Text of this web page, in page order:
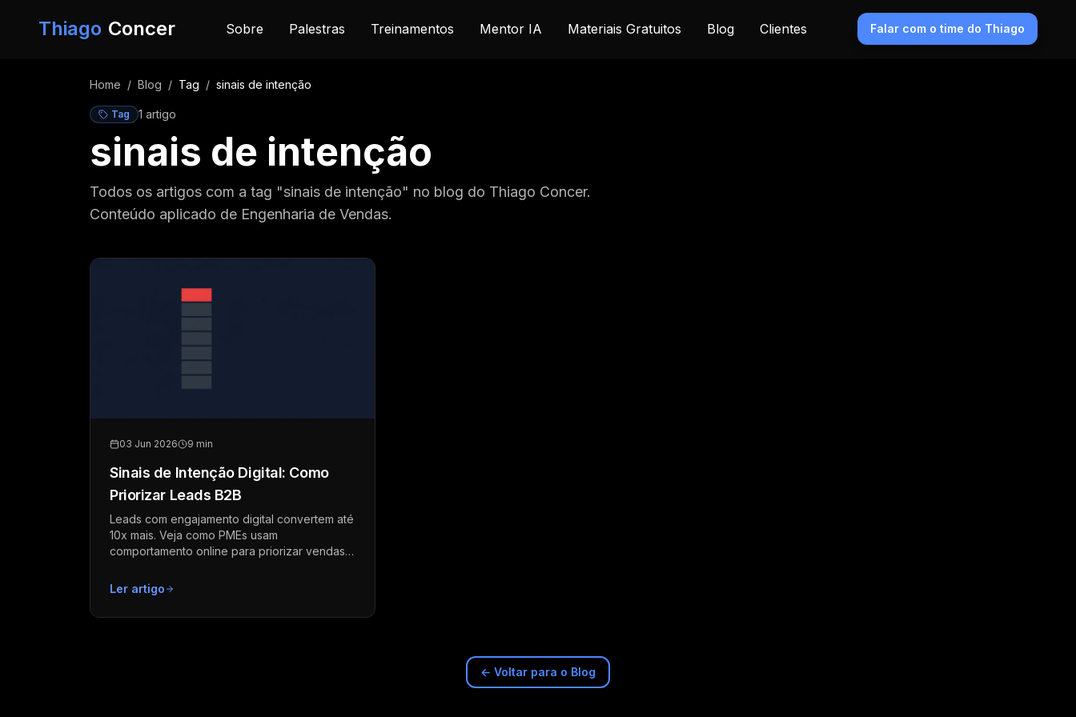
Thiago Concer Sobre Palestras Treinamentos Mentor IA Materiais Gratuitos Blog Clientes Falar com o time do Thiago
Home / Blog / Tag / sinais de intenção
Tag 1 artigo
sinais de intenção
Todos os artigos com a tag "sinais de intenção" no blog do Thiago Concer.
Conteúdo aplicado de Engenharia de Vendas.
03 Jun 2026 9 min
Sinais de Intenção Digital: Como
Priorizar Leads B2B
Leads com engajamento digital convertem até
10x mais. Veja como PMEs usam
comportamento online para priorizar vendas
Ler artigo
← Voltar para o Blog